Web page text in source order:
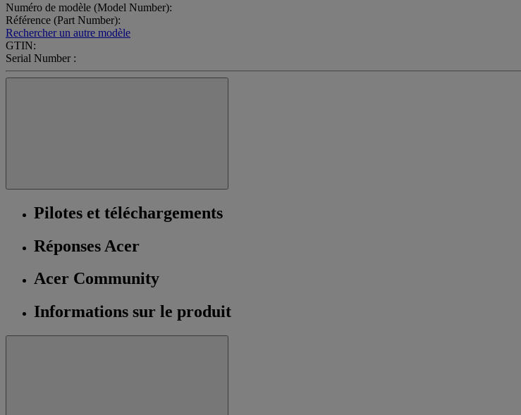
Numéro de modèle (Model Number):
Référence (Part Number):
Rechercher un autre modèle
GTIN:
Serial Number :
Pilotes et téléchargements
Réponses Acer
Acer Community
Informations sur le produit